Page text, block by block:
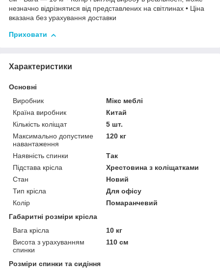
незначно відрізнятися від представлених на світлинах • Ціна
вказана без урахування доставки
Приховати
Характеристики
Основні
Виробник
Мікс меблі
Країна виробник
Китай
Кількість коліщат
5 шт.
Максимально допустиме
навантаження
120 кг
Наявність спинки
Так
Підстава крісла
Хрестовина з коліщатками
Стан
Новий
Тип крісла
Для офісу
Колір
Помаранчевий
Габаритні розміри крісла
Вага крісла
10 кг
Висота з урахуванням
спинки
110 см
Розміри спинки та сидіння